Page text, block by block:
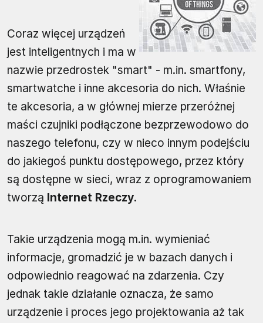
Coraz więcej urządzeń
jest inteligentnych i ma w
nazwie przedrostek "smart" - m.in. smartfony,
smartwatche i inne akcesoria do nich. Właśnie
te akcesoria, a w głównej mierze przeróżnej
maści czujniki podłączone bezprzewodowo do
naszego telefonu, czy w nieco innym podejściu
do jakiegoś punktu dostępowego, przez który
są dostępne w sieci, wraz z oprogramowaniem
tworzą Internet Rzeczy.
Takie urządzenia mogą m.in. wymieniać
informacje, gromadzić je w bazach danych i
odpowiednio reagować na zdarzenia. Czy
jednak takie działanie oznacza, że samo
urządzenie i proces jego projektowania aż tak